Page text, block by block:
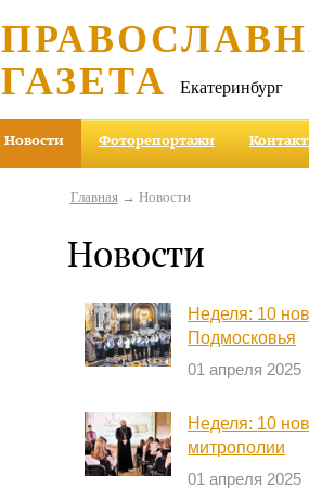
ГАЗЕТА Екатеринбург
Новости Фоторепортажи
Главная→ Новости
Новости
Неделя: 10
Подмосковья
01 апреля 2025
Неделя: 10
митрополии
01 апреля 2025